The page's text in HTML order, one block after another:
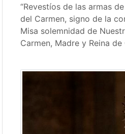
“Revestíos de las armas
del Carmen, signo de la
Misa solemnidad de
Carmen, Madre y Reina de